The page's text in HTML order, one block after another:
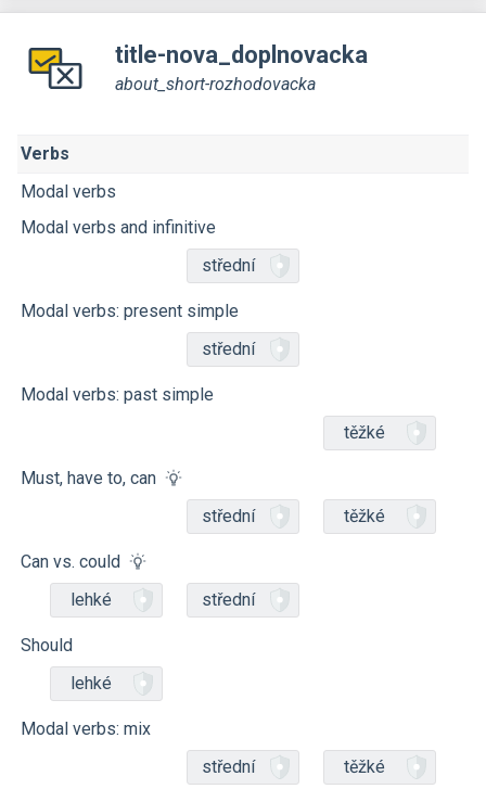
title-nova_doplnovacka
about_short-rozhodovacka
Verbs
Modal verbs
Modal verbs and infinitive
střední
Modal verbs: present simple
střední
Modal verbs: past simple
těžké
Must, have to, can
střední
těžké
Can vs. could
lehké
střední
Should
lehké
Modal verbs: mix
střední
těžké